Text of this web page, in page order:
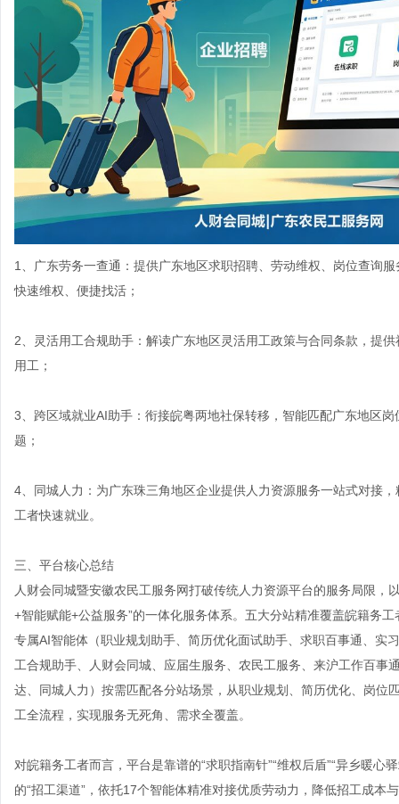
1、广东劳务一查通：提供广东地区求职招聘、劳动维权、岗位查询
快速维权、便捷找活；
2、灵活用工合规助手：解读广东地区灵活用工政策与合同条款，提
用工；
3、跨区域就业AI助手：衔接皖粤两地社保转移，智能匹配广东地区
题；
4、同城人力：为广东珠三角地区企业提供人力资源服务一站式对接
工者快速就业。
三、平台核心总结
人财会同城暨安徽农民工服务网打破传统人力资源平台的服务局限，
+智能赋能+公益服务”的一体化服务体系。五大分站精准覆盖皖籍务
专属AI智能体（职业规划助手、简历优化面试助手、求职百事通、实
工合规助手、人财会同城、应届生服务、农民工服务、来沪工作百
达、同城人力）按需匹配各分站场景，从职业规划、简历优化、岗位
工全流程，实现服务无死角、需求全覆盖。
对皖籍务工者而言，平台是靠谱的“求职指南针”“维权后盾”“异乡暖
的“招工渠道”，依托17个智能体精准对接优质劳动力，降低招工成本